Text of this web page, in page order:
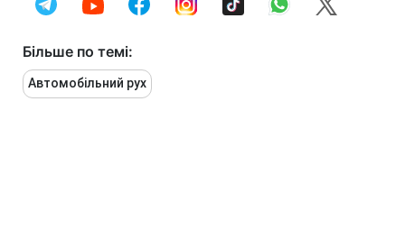
Більше по темі:
Автомобільний рух